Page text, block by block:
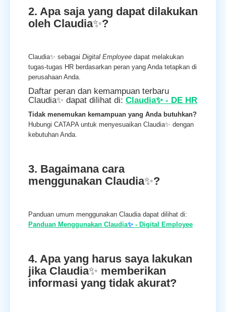
2. Apa saja yang dapat dilakukan
oleh Claudia✨?
Claudia✨ sebagai Digital Employee dapat melakukan
tugas-tugas HR berdasarkan peran yang Anda tetapkan di
perusahaan Anda.
Daftar peran dan kemampuan terbaru
Claudia✨ dapat dilihat di: Claudia✨ - DE HR
Tidak menemukan kemampuan yang Anda butuhkan?
Hubungi CATAPA untuk menyesuaikan Claudia✨ dengan
kebutuhan Anda.
3. Bagaimana cara
menggunakan Claudia✨?
Panduan umum menggunakan Claudia dapat dilihat di:
Panduan Menggunakan Claudia✨ - Digital Employee
4. Apa yang harus saya lakukan
jika Claudia✨ memberikan
informasi yang tidak akurat?